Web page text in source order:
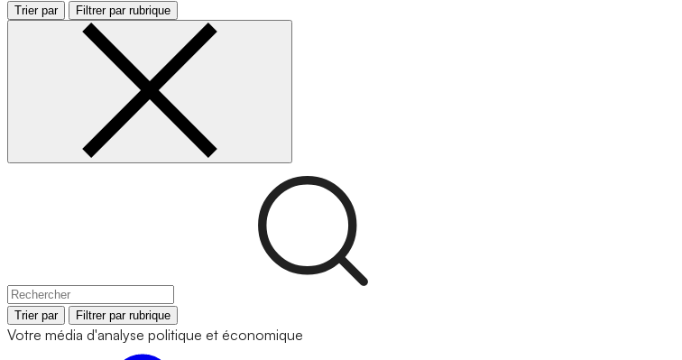
Trier par Filtrer par rubrique
Trier par Filtrer par rubrique
Votre média d'analyse politique et économique